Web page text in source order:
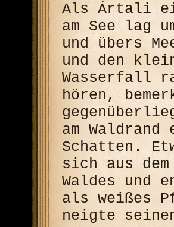
Als Ártali
am See lag
und übers
und den
Wasserfall
hören,
am Waldrand
Schatten.
sich aus
Waldes und
als weißes
neigte